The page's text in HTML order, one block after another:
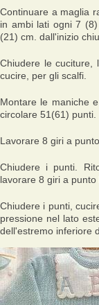
Continuare a maglia
in ambi lati ogni 7
(21) cm. dall'inizio
Chiudere le cuciture,
cucire, per gli scalfi.
Montare le maniche
circolare 51(61) punti.
Lavorare 8 giri a
Chiudere i punti.
lavorare 8 giri a punto
Chiudere i punti,
pressione nel lato
dell'estremo inferiore